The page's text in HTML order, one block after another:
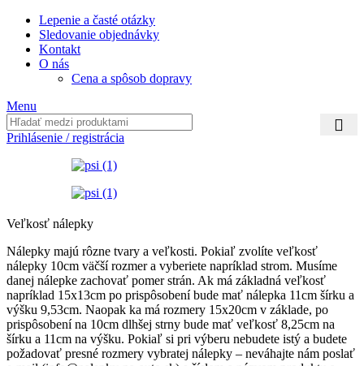
Lepenie a časté otázky
Sledovanie objednávky
Kontakt
O nás
Cena a spôsob dopravy
Menu
Prihlásenie / registrácia
Veľkosť nálepky
Nálepky majú rôzne tvary a veľkosti. Pokiaľ zvolíte veľkosť
nálepky 10cm väčší rozmer a vyberiete napríklad strom. Musíme
danej nálepke zachovať pomer strán. Ak má základná veľkosť
napríklad 15x13cm po prispôsobení bude mať nálepka 11cm šírku a
výšku 9,53cm. Naopak ka má rozmery 15x20cm v základe, po
prispôsobení na 10cm dlhšej strny bude mať veľkosť 8,25cm na
šírku a 11cm na výšku. Pokiaľ si pri výberu nebudete istý a budete
požadovať presné rozmery vybratej nálepky – neváhajte nám poslať